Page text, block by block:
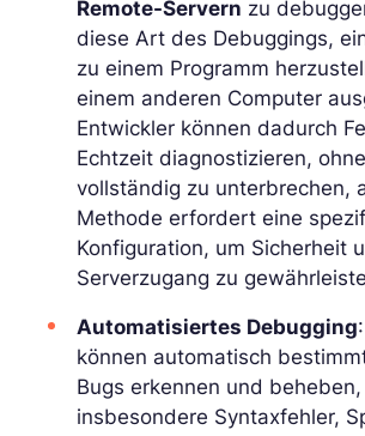
Remote-Servern zu
diese Art des Debuggings,
zu einem Programm
einem anderen Computer
Entwickler können dadurch
Echtzeit diagnostizieren,
vollständig zu unterbrechen,
Methode erfordert eine
Konfiguration, um Sicherheit
Serverzugang zu
Automatisiertes Debugging
können automatisch
Bugs erkennen und beheben,
insbesondere Syntaxfehler,